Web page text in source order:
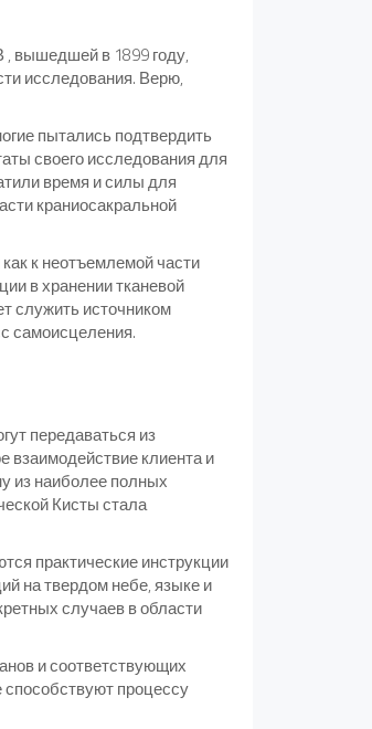
вышедшей в 1899 году,
исследования. Верю,
пытались подтвердить
своего исследования для
время и силы для
краниосакральной
к неотъемлемой части
в хранении тканевой
служить источником
самоисцеления.
передаваться из
взаимодействие клиента и
из наиболее полных
Кисты стала
практические инструкции
на твердом небе, языке и
случаев в области
и соответствующих
способствуют процессу